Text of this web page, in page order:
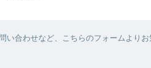
い合わせなど、こちらのフォームより